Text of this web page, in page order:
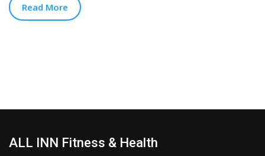
Read More
ALL INN Fitness & Health